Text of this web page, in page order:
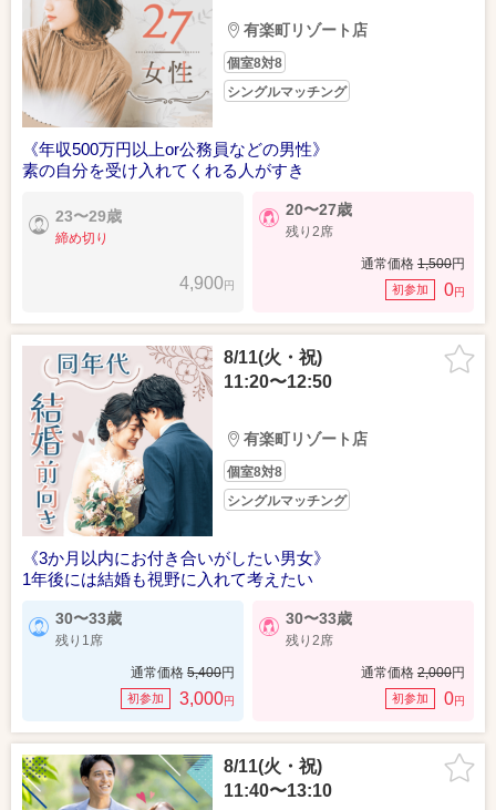
有楽町リゾート店
個室8対8
シングルマッチング
《年収500万円以上or公務員などの男性》
素の自分を受け入れてくれる人がすき
23〜29歳
締め切り
4,900円
20〜27歳
残り2席
通常価格 1,500円
初参加 0円
8/11(火・祝)
11:20〜12:50
有楽町リゾート店
個室8対8
シングルマッチング
《3か月以内にお付き合いがしたい男女》
1年後には結婚も視野に入れて考えたい
30〜33歳
残り1席
通常価格 5,400円
初参加 3,000円
30〜33歳
残り2席
通常価格 2,000円
初参加 0円
8/11(火・祝)
11:40〜13:10